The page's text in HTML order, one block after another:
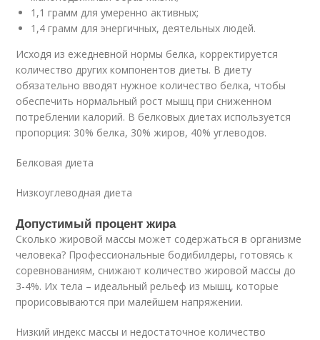
1,1 грамм для умеренно активных;
1,4 грамм для энергичных, деятельных людей.
Исходя из ежедневной нормы белка, корректируется
количество других компонентов диеты. В диету
обязательно вводят нужное количество белка, чтобы
обеспечить нормальный рост мышц при сниженном
потреблении калорий. В белковых диетах используется
пропорция: 30% белка, 30% жиров, 40% углеводов.
Белковая диета
Низкоуглеводная диета
Допустимый процент жира
Сколько жировой массы может содержаться в организме
человека? Профессиональные бодибилдеры, готовясь к
соревнованиям, снижают количество жировой массы до
3-4%. Их тела – идеальный рельеф из мышц, которые
прорисовываются при малейшем напряжении.
Низкий индекс массы и недостаточное количество